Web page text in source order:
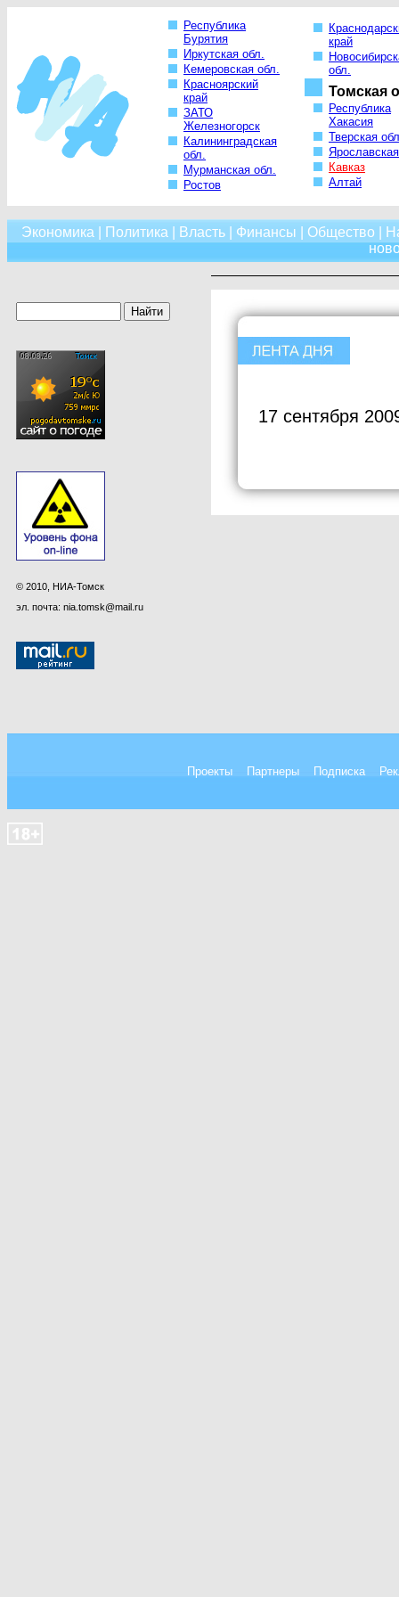
Республика
Бурятия
Иркутская обл.
Кемеровская обл.
Красноярский
край
ЗАТО
Железногорск
Калининградская
обл.
Мурманская обл.
Ростов
край
обл.
Томская
Республика
Хакасия
Тверская
Кавказ
Алтай
Экономика Политика Власть| Финансы Общество
© 2010, НИА-Томск
эл. почта: nia.tomsk@mail.ru
17 сентября
Проекты Партнеры Подписка